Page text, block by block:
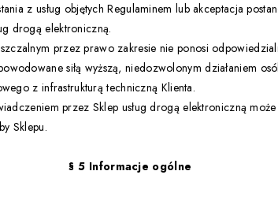
z usług objętych Regulaminem lub akceptacja
drogą elektroniczną.
przez prawo zakresie nie ponosi
siłą wyższą, niedozwolonym działaniem
z infrastrukturą techniczną Klienta.
przez Sklep usług drogą elektroniczną może
Sklepu.
§ 5 Informacje ogólne